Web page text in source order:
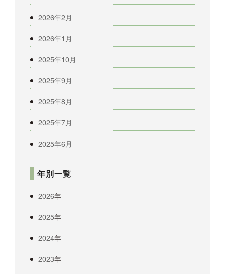
2026年2月
2026年1月
2025年10月
2025年9月
2025年8月
2025年7月
2025年6月
年別一覧
2026年
2025年
2024年
2023年